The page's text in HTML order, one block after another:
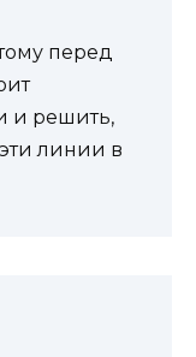
перед
и решить,
линии в